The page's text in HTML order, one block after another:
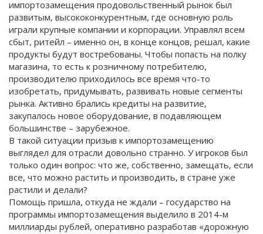
импортозамещения продовольственный рынок был
развитым, высококонкурентным, где основную роль
играли крупные компании и корпорации. Управлял всем
сбыт, ритейл – именно он, в конце концов, решал, какие
продукты будут востребованы. Чтобы попасть на полку
магазина, то есть к розничному потребителю,
производителю приходилось все время что-то
изобретать, придумывать, развивать новые сегменты
рынка. Активно брались кредиты на развитие,
закупалось новое оборудование, в подавляющем
большинстве – зарубежное.
В такой ситуации призыв к импортозамещению
выглядел для отрасли довольно странно. У игроков был
только один вопрос: что же, собственно, замещать, если
все, что можно растить и производить, в стране уже
растили и делали?
Помощь пришла, откуда не ждали – государство на
программы импортозамещения выделило в 2014-м
миллиарды рублей, оперативно разработав «дорожную